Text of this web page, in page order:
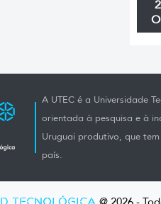
A UTEC é a Universidade
orientada à pesquisa e à
Uruguai produtivo, que
país.